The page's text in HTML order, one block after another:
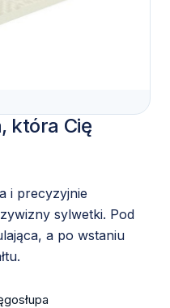
która Cię
i precyzyjnie
sylwetki. Pod
a po wstaniu